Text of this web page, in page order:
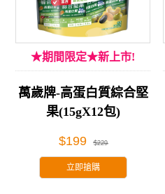
★期間限定★新上市!
萬歲牌-高蛋白質綜合堅
果(15gX12包)
$199 $229
立即搶購